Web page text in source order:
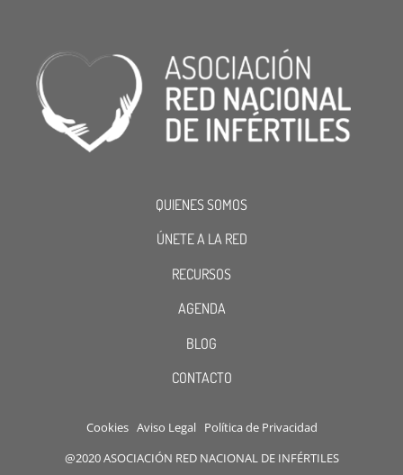
QUIENES SOMOS
ÚNETE A LA RED
RECURSOS
AGENDA
BLOG
CONTACTO
Cookies Aviso Legal Política de Privacidad
@2020 ASOCIACIÓN RED NACIONAL DE INFÉRTILES